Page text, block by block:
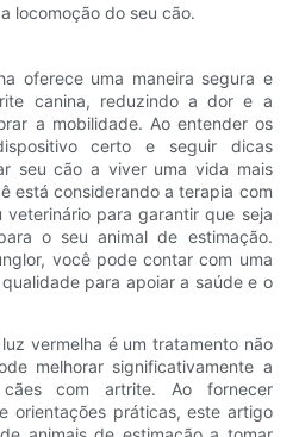
locomoção do seu cão.
oferece uma maneira segura e
canina, reduzindo a dor e a
a mobilidade. Ao entender os
certo e seguir dicas
seu cão a viver uma vida mais
está considerando a terapia com
veterinário para garantir que seja
o seu animal de estimação.
você pode contar com uma
para apoiar a saúde e o
vermelha é um tratamento não
melhorar significativamente a
com artrite. Ao fornecer
orientações práticas, este artigo